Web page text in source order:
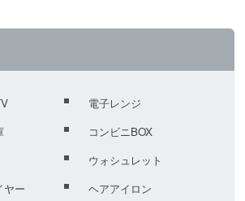
電子レンジ
コンビニBOX
ウォシュレット
ヤー
ヘアアイロン